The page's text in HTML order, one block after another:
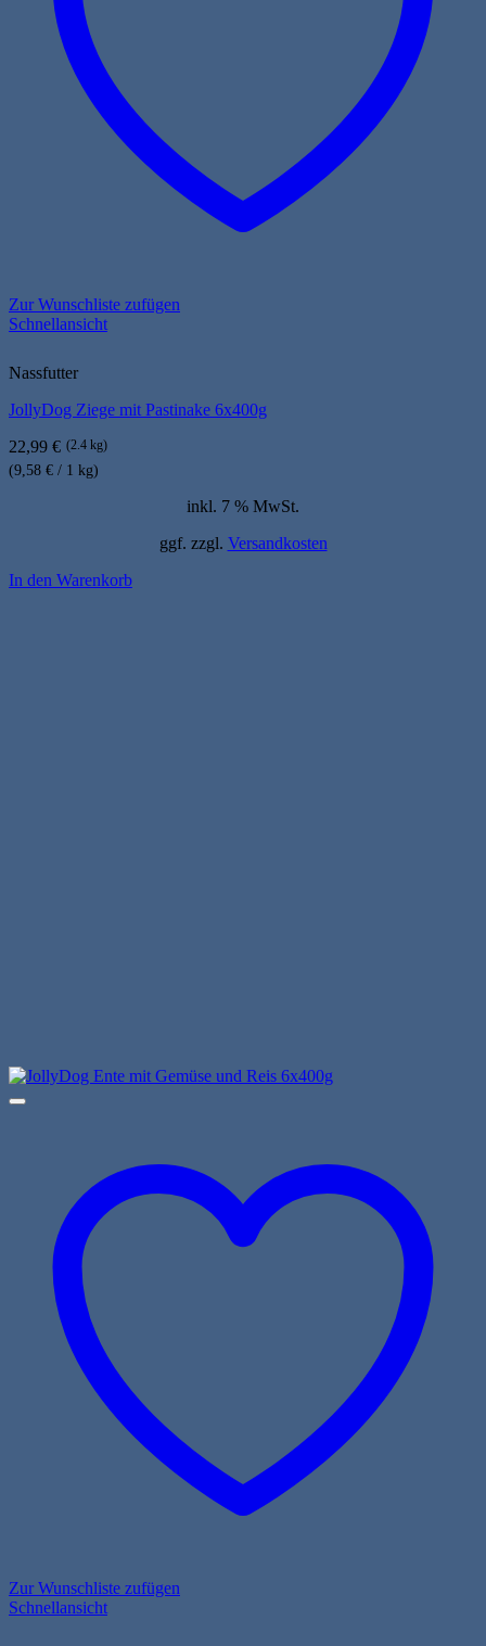
Zur Wunschliste zufügen
Schnellansicht
Nassfutter
JollyDog Ziege mit Pastinake 6x400g
22,99 € (2.4 kg)
(9,58 € / 1 kg)
inkl. 7 % MwSt.
ggf. zzgl. Versandkosten
In den Warenkorb
Zur Wunschliste zufügen
Schnellansicht